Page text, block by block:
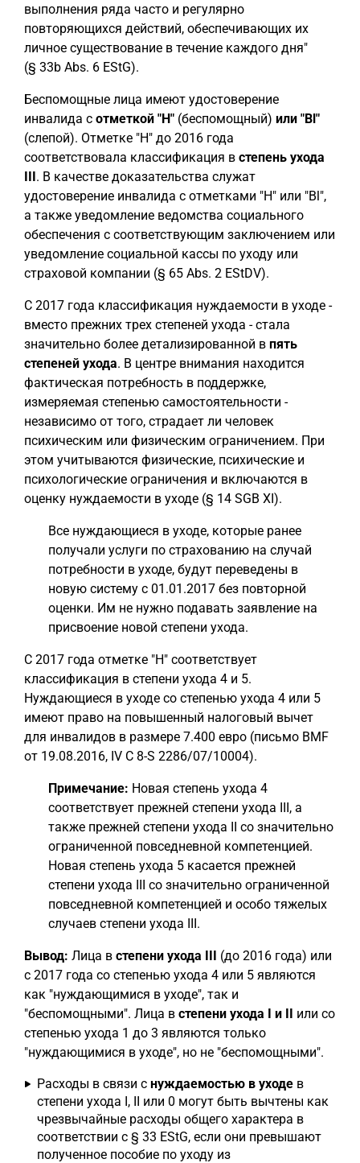
выполнения ряда часто и регулярно
повторяющихся действий, обеспечивающих их
личное существование в течение каждого дня"
(§ 33b Abs. 6 EStG).
Беспомощные лица имеют удостоверение
инвалида с отметкой "H" (беспомощный) или "Bl"
(слепой). Отметке "H" до 2016 года
соответствовала классификация в степень ухода
III. В качестве доказательства служат
удостоверение инвалида с отметками "H" или "Bl",
а также уведомление ведомства социального
обеспечения с соответствующим заключением или
уведомление социальной кассы по уходу или
страховой компании (§ 65 Abs. 2 EStDV).
С 2017 года классификация нуждаемости в уходе -
вместо прежних трех степеней ухода - стала
значительно более детализированной в пять
степеней ухода. В центре внимания находится
фактическая потребность в поддержке,
измеряемая степенью самостоятельности -
независимо от того, страдает ли человек
психическим или физическим ограничением. При
этом учитываются физические, психические и
психологические ограничения и включаются в
оценку нуждаемости в уходе (§ 14 SGB XI).
Все нуждающиеся в уходе, которые ранее
получали услуги по страхованию на случай
потребности в уходе, будут переведены в
новую систему с 01.01.2017 без повторной
оценки. Им не нужно подавать заявление на
присвоение новой степени ухода.
С 2017 года отметке "H" соответствует
классификация в степени ухода 4 и 5.
Нуждающиеся в уходе со степенью ухода 4 или 5
имеют право на повышенный налоговый вычет
для инвалидов в размере 7.400 евро (письмо BMF
от 19.08.2016, IV C 8-S 2286/07/10004).
Примечание: Новая степень ухода 4
соответствует прежней степени ухода III, а
также прежней степени ухода II со значительно
ограниченной повседневной компетенцией.
Новая степень ухода 5 касается прежней
степени ухода III со значительно ограниченной
повседневной компетенцией и особо тяжелых
случаев степени ухода III.
Вывод: Лица в степени ухода III (до 2016 года) или
с 2017 года со степенью ухода 4 или 5 являются
как "нуждающимися в уходе", так и
"беспомощными". Лица в степени ухода I и II или со
степенью ухода 1 до 3 являются только
"нуждающимися в уходе", но не "беспомощными".
Расходы в связи с нуждаемостью в уходе в
степени ухода I, II или 0 могут быть вычтены как
чрезвычайные расходы общего характера в
соответствии с § 33 EStG, если они превышают
полученное пособие по уходу из